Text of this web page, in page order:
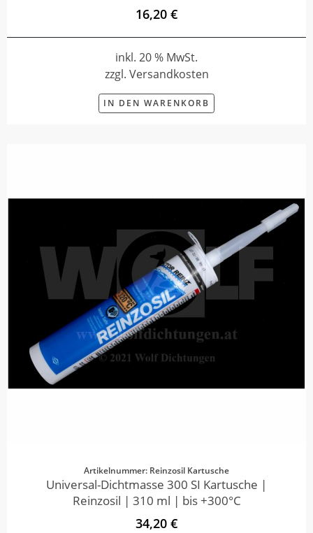
16,20 €
inkl. 20 % MwSt.
zzgl. Versandkosten
IN DEN WARENKORB
Artikelnummer: Reinzosil Kartusche
Universal-Dichtmasse 300 SI Kartusche |
Reinzosil | 310 ml | bis +300°C
34,20 €